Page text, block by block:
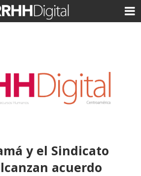
y el Sindicato
acuerdo